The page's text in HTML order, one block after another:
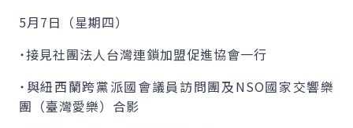
5月7日（星期四）
˙接見社團法人台灣連鎖加盟促進協會一行
˙與紐西蘭跨黨派國會議員訪問團及NSO國家交響樂
團（臺灣愛樂）合影